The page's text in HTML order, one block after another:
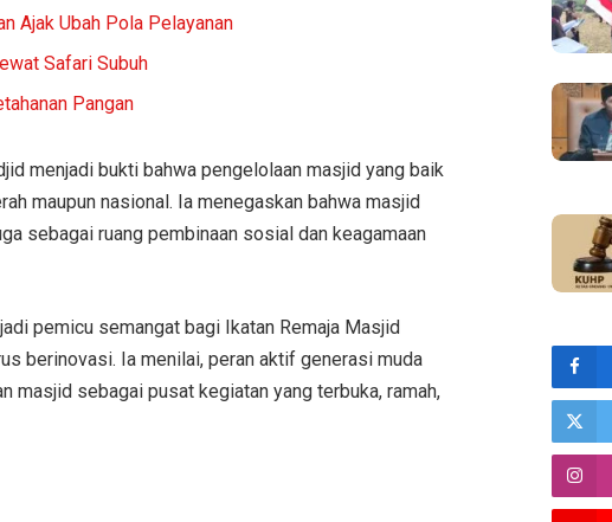
Ajak Ubah Pola Pelayanan
Safari Subuh
Pangan
menjadi bukti bahwa pengelolaan masjid yang baik
maupun nasional. Ia menegaskan bahwa masjid
sebagai ruang pembinaan sosial dan keagamaan
pemicu semangat bagi Ikatan Remaja Masjid
berinovasi. Ia menilai, peran aktif generasi muda
masjid sebagai pusat kegiatan yang terbuka, ramah,